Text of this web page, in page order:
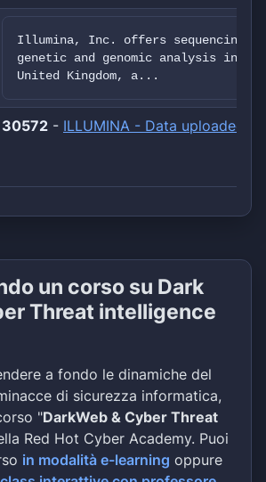
Illumina, Inc. offers sequencing-
genetic and genomic analysis in
United Kingdom, a...
30572 - ILLUMINA - Data uploaded
un corso su Dark
Threat intelligence
a fondo le dinamiche del
di sicurezza informatica,
"DarkWeb & Cyber Threat
Red Hot Cyber Academy. Puoi
in modalità e-learning oppure